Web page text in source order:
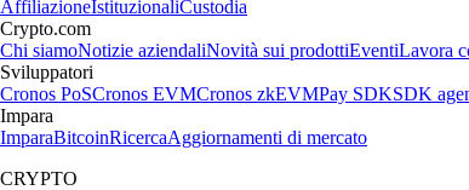
AffiliazioneIstituzionaliCustodia
Crypto.com
Chi siamoNotizie aziendaliNovità sui prodottiEventiLavora
Sviluppatori
Cronos PoSCronos EVMCronos zkEVMPay SDKSDK
Impara
ImparaBitcoinRicercaAggiornamenti di mercato
CRYPTO